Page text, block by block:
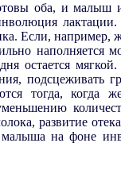
оба, и малыш
лактации.
Если, например,
остается
подсцеживать
тогда, когда
развитие
на фоне